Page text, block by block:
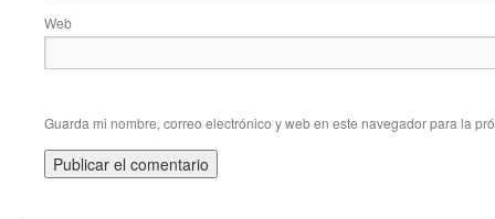
Web
Guarda mi nombre, correo electrónico y web en este navegador para la